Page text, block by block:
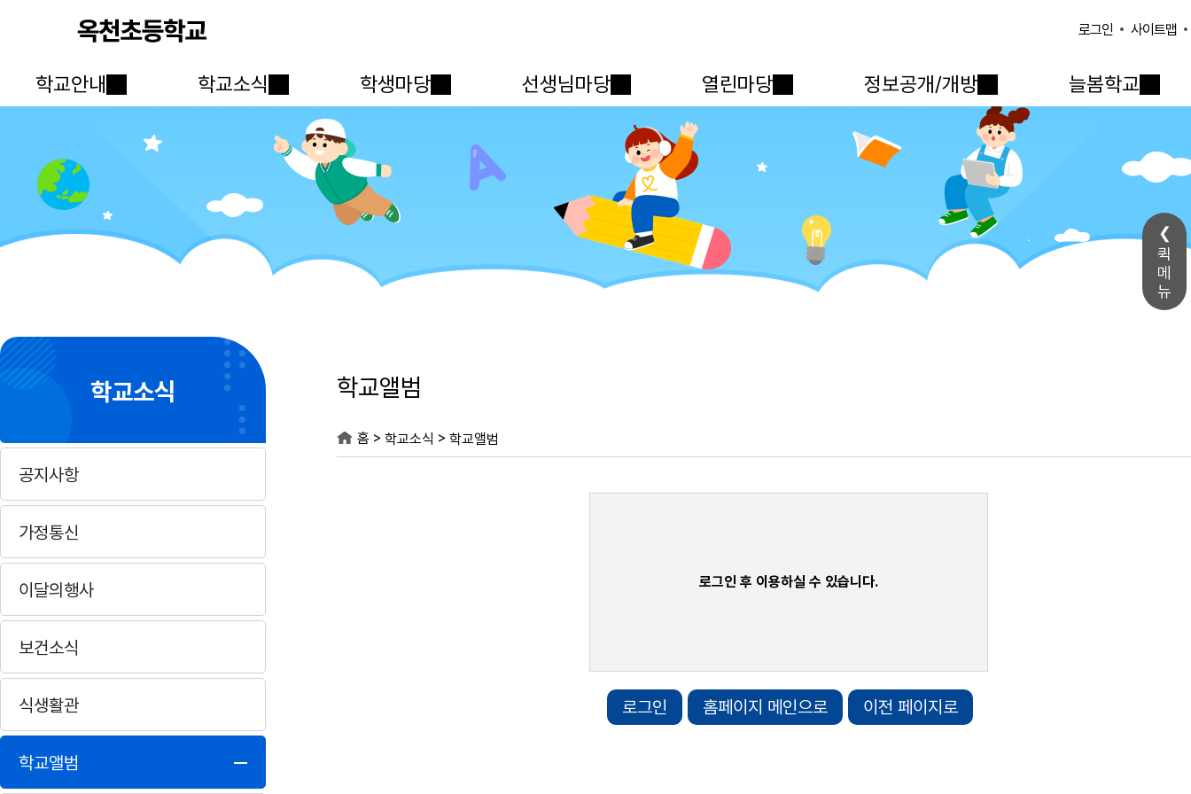
퀵
메
뉴
로그인 사이트맵
학교안내 학교소식 학생마당 선생님마당 열린마당 정보공개/개방 늘봄학교
학교소식
공지사항
가정통신
이달의행사
보건소식
식생활관
학교앨범
학교앨범
홈 > 학교소식 > 학교앨범
로그인 후 이용하실 수 있습니다.
로그인 홈페이지 메인으로 이전 페이지로